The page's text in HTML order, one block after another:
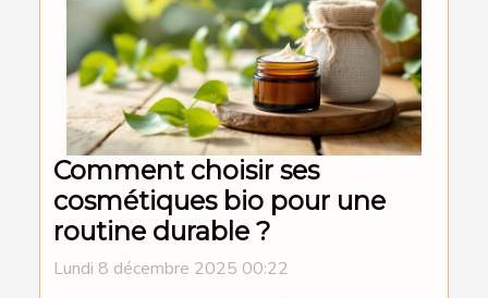
Comment choisir ses
cosmétiques bio pour une
routine durable ?
Lundi 8 décembre 2025 00:22